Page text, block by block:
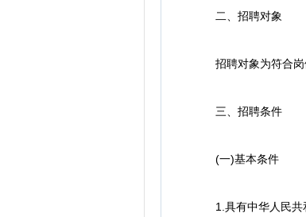
二、招聘对象
招聘对象为符合岗
三、招聘条件
(一)基本条件
1.具有中华人民共